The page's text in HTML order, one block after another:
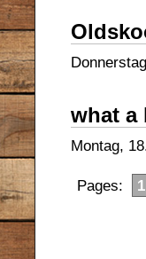
what a
Montag,
Pages: 1